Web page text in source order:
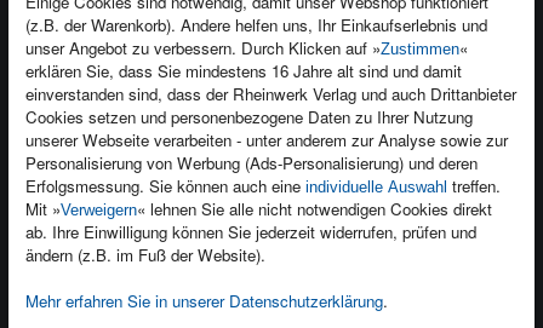
(z.B. der Warenkorb). Andere helfen uns, Ihr Einkaufserlebnis und
unser Angebot zu verbessern. Durch Klicken auf »Zustimmen«
erklären Sie, dass Sie mindestens 16 Jahre alt sind und damit
einverstanden sind, dass der Rheinwerk Verlag und auch Drittanbieter
Cookies setzen und personenbezogene Daten zu Ihrer Nutzung
unserer Webseite verarbeiten - unter anderem zur Analyse sowie zur
Personalisierung von Werbung (Ads-Personalisierung) und deren
Erfolgsmessung. Sie können auch eine individuelle Auswahl treffen.
Mit »Verweigern« lehnen Sie alle nicht notwendigen Cookies direkt
ab. Ihre Einwilligung können Sie jederzeit widerrufen, prüfen und
ändern (z.B. im Fuß der Website).
Mehr erfahren Sie in unserer Datenschutzerklärung.
Kontakt
Newsletter
Für Unternehmen
Presseservice
Dozentenservice
Produktfeedback
Foreign Rights
Ein Buch schreiben
Kundenservice